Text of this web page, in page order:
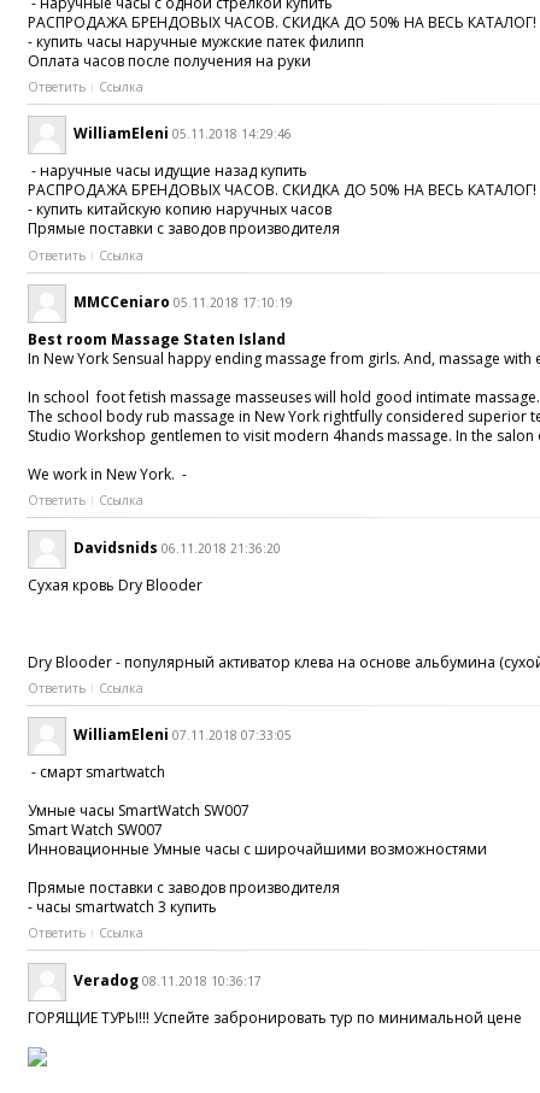
РАСПРОДАЖА БРЕНДОВЫХ ЧАСОВ. СКИДКА ДО 50% НА ВЕСЬ
- купить часы наручные мужские патек филипп
Оплата часов после получения на руки
Ответить Ссылка
WilliamEleni 05.11.2018 14:29:46
- наручные часы идущие назад купить
РАСПРОДАЖА БРЕНДОВЫХ ЧАСОВ. СКИДКА ДО 50% НА ВЕСЬ
- купить китайскую копию наручных часов
Прямые поставки с заводов производителя
Ответить Ссылка
MMCCeniaro 05.11.2018 17:10:19
Best room Massage Staten Island
In New York Sensual happy ending massage from girls. And, massage
In school foot fetish massage masseuses will hold good intimate massage.
The school body rub massage in New York rightfully considered superior
Studio Workshop gentlemen to visit modern 4hands massage. In the
We work in New York. -
Ответить Ссылка
Davidsnids 06.11.2018 21:36:20
Сухая кровь Dry Blooder
Dry Blooder - популярный активатор клева на основе альбумина
Ответить Ссылка
WilliamEleni 07.11.2018 07:33:05
- смарт smartwatch
Умные часы SmartWatch SW007
Smart Watch SW007
Инновационные Умные часы с широчайшими возможностями
Прямые поставки с заводов производителя
- часы smartwatch 3 купить
Ответить Ссылка
Veradog 08.11.2018 10:36:17
ГОРЯЩИЕ ТУРЫ!!! Успейте забронировать тур по минимальной цене